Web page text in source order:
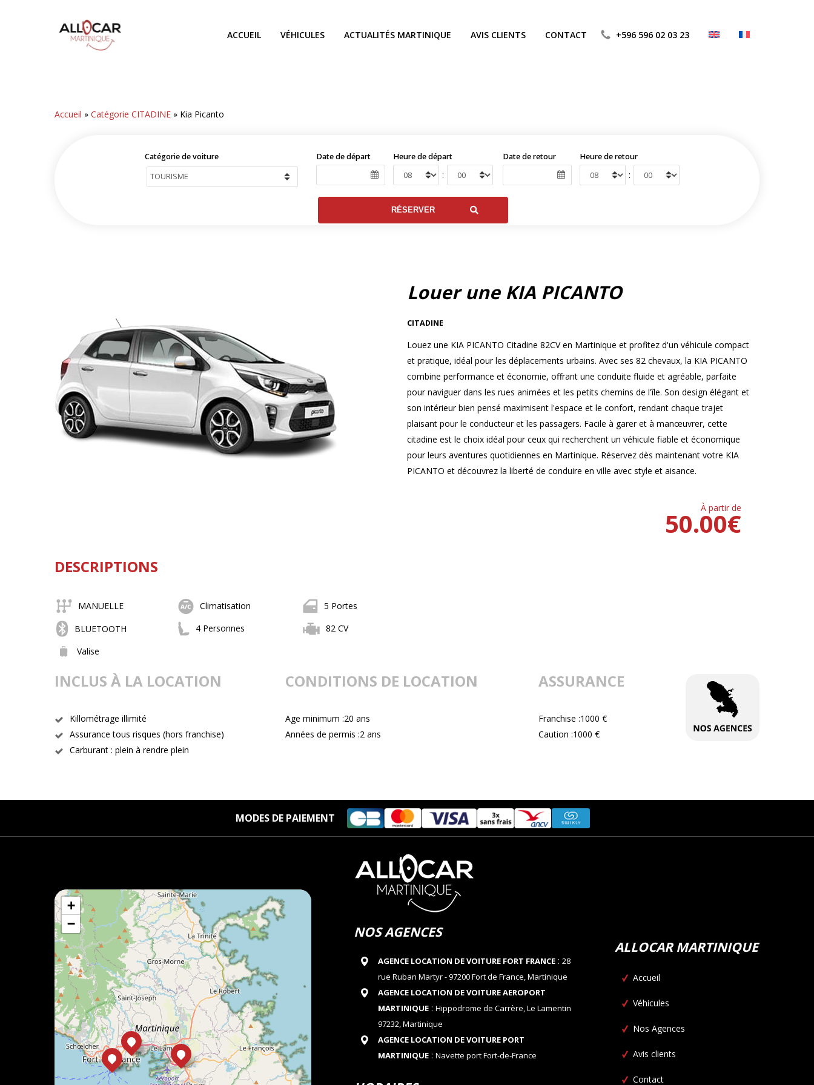
ACCUEIL VÉHICULES ACTUALITÉS MARTINIQUE AVIS CLIENTS CONTACT +596 596 02 03 23
Accueil »Catégorie CITADINE » Kia Picanto
Catégorie de voiture Date de départ Heure de départ
:
Date de retour Heure de retour
:
Louer une KIA PICANTO
CITADINE
Louez une KIA PICANTO Citadine 82CV en Martinique et profitez d'un véhicule compact
et pratique, idéal pour les déplacements urbains. Avec ses 82 chevaux, la KIA PICANTO
combine performance et économie, offrant une conduite fluide et agréable, parfaite
pour naviguer dans les rues animées et les petits chemins de l'île. Son design élégant et
son intérieur bien pensé maximisent l'espace et le confort, rendant chaque trajet
plaisant pour le conducteur et les passagers. Facile à garer et à manœuvrer, cette
citadine est le choix idéal pour ceux qui recherchent un véhicule fiable et économique
pour leurs aventures quotidiennes en Martinique. Réservez dès maintenant votre KIA
PICANTO et découvrez la liberté de conduire en ville avec style et aisance.
À partir de
€
50.00
DESCRIPTIONS
MANUELLE Climatisation
5 Portes
BLUETOOTH
4 Personnes
82 CV
Valise
INCLUS À LA LOCATION
Killométrage illimité
Assurance tous risques (hors franchise)
Carburant : plein à rendre plein
CONDITIONS DE LOCATION
Age minimum :20 ans
Années de permis :2 ans
ASSURANCE
Franchise :1000 €
Caution :1000 €
MODES DE PAIEMENT
+
−
NOS AGENCES
AGENCE LOCATION DE VOITURE FORT FRANCE: 28
rue Ruban Martyr - 97200 Fort de France, Martinique
AGENCE LOCATION DE VOITURE AEROPORT
MARTINIQUE: Hippodrome de Carrère, Le Lamentin
97232, Martinique
AGENCE LOCATION DE VOITURE PORT
MARTINIQUE: Navette port Fort-de-France
ALLOCAR MARTINIQUE
Accueil
Véhicules
Nos Agences
Avis clients
Contact